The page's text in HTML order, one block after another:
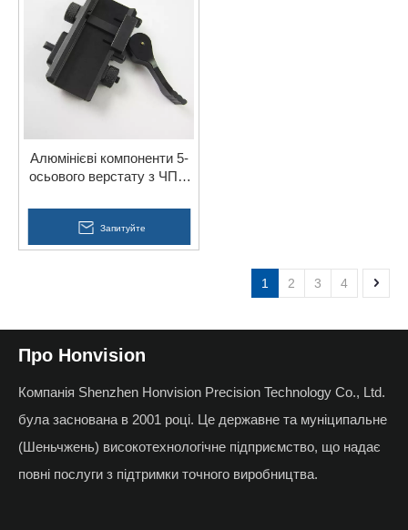
Алюмінієві компоненти 5-
осьового верстату з ЧПУ,
Запитуйте
1 2 3 4
Про Honvision
Компанія Shenzhen Honvision Precision Technology Co., Ltd.
була заснована в 2001 році. Це державне та муніципальне
(Шеньчжень) високотехнологічне підприємство, що надає
повні послуги з підтримки точного виробництва.